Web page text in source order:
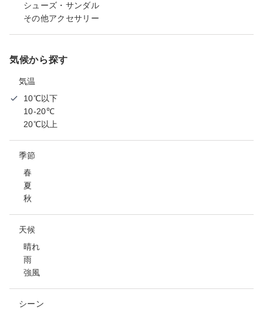
シューズ・サンダル
その他アクセサリー
気候から探す
気温
10℃以下
10-20℃
20℃以上
季節
春
夏
秋
天候
晴れ
雨
強風
シーン